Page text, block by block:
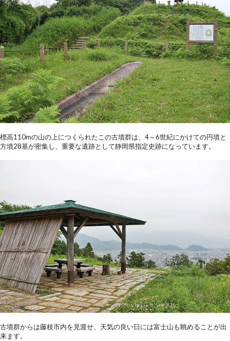
標高110mの山の上につくられたこの古墳群は、4～6世紀にかけての円墳と
方墳28基が密集し、重要な遺跡として静岡県指定史跡になっています。
古墳群からは藤枝市内を見渡せ、天気の良い日には富士山も眺めることが出
来ます。